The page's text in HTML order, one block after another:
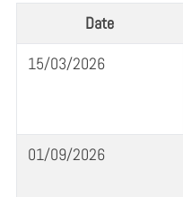
Date
15/03/2026
01/09/2026